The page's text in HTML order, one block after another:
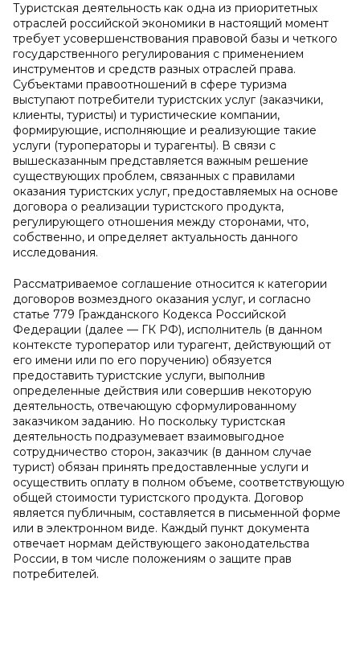
Туристская деятельность как одна из приоритетных
отраслей российской экономики в настоящий момент
требует усовершенствования правовой базы и четкого
государственного регулирования с применением
инструментов и средств разных отраслей права.
Субъектами правоотношений в сфере туризма
выступают потребители туристских услуг (заказчики,
клиенты, туристы) и туристические компании,
формирующие, исполняющие и реализующие такие
услуги (туроператоры и турагенты). В связи с
вышесказанным представляется важным решение
существующих проблем, связанных с правилами
оказания туристских услуг, предоставляемых на основе
договора о реализации туристского продукта,
регулирующего отношения между сторонами, что,
собственно, и определяет актуальность данного
исследования.
Рассматриваемое соглашение относится к категории
договоров возмездного оказания услуг, и согласно
статье 779 Гражданского Кодекса Российской
Федерации (далее — ГК РФ), исполнитель (в данном
контексте туроператор или турагент, действующий от
его имени или по его поручению) обязуется
предоставить туристские услуги, выполнив
определенные действия или совершив некоторую
деятельность, отвечающую сформулированному
заказчиком заданию. Но поскольку туристская
деятельность подразумевает взаимовыгодное
сотрудничество сторон, заказчик (в данном случае
турист) обязан принять предоставленные услуги и
осуществить оплату в полном объеме, соответствующую
общей стоимости туристского продукта. Договор
является публичным, составляется в письменной форме
или в электронном виде. Каждый пункт документа
отвечает нормам действующего законодательства
России, в том числе положениям о защите прав
потребителей.